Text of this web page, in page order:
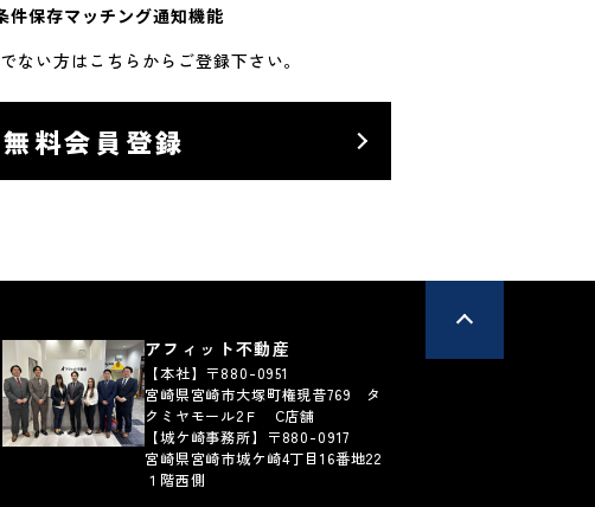
件保存マッチング通知機能
ない方はこちらからご登録下さい。
無料会員登録
アフィット不動産
【本社】〒880-0951
宮崎県宮崎市大塚町権現昔769 タ
クミヤモール2Ｆ C店舗
【城ケ崎事務所】〒880-0917
宮崎県宮崎市城ケ崎4丁目16番地22
１階西側